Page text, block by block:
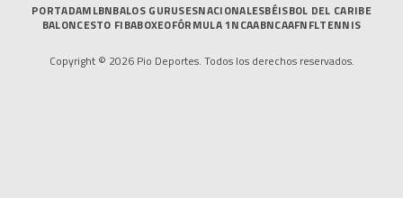
PORTADAMLBNBALOS GURUSESNACIONALESBÉISBOL DEL CARIBE
BALONCESTO FIBABOXEOFÓRMULA 1NCAABNCAAFNFLTENNIS
Copyright © 2026 Pio Deportes. Todos los derechos reservados.